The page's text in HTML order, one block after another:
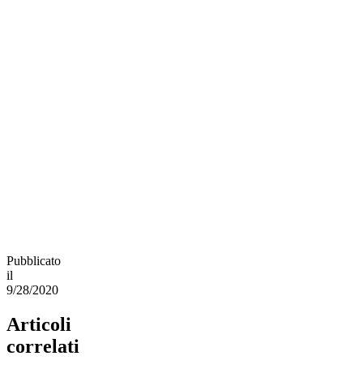
Pubblicato
il
9/28/2020
Articoli
correlati